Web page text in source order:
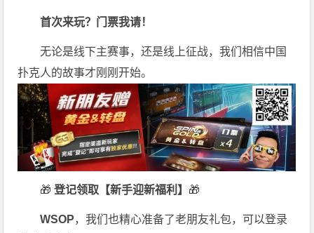
首次来玩？门票我请！
无论是线下主赛事，还是线上征战，我们相信中国
扑克人的故事才刚刚开始。
🎁 登记领取【新手迎新福利】 🎁
WSOP，我们也精心准备了老朋友礼包，可以登录